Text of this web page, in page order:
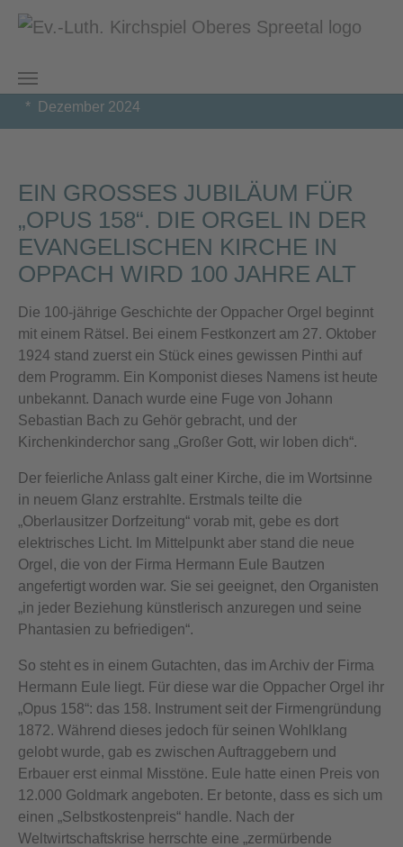
Zum Hauptinhalt springen
Sie sind hier:
Kirchspiel Oberes Spreetal
Dezember 2024
EIN GROSSES JUBILÄUM FÜR „
OPUS 158“. DIE ORGEL IN DER E
VANGELISCHEN KIRCHE IN O
PPACH WIRD 100 JAHRE ALT
Die 100-jährige Geschichte der Oppacher Orgel beginnt
mit einem Rätsel. Bei einem Festkonzert am 27. Oktober
1924 stand zuerst ein Stück eines gewissen Pinthi auf
dem Programm. Ein Komponist dieses Namens ist heute
unbekannt. Danach wurde eine Fuge von Johann
Sebastian Bach zu Gehör gebracht, und der
Kirchenkinderchor sang „Großer Gott, wir loben dich“.
Der feierliche Anlass galt einer Kirche, die im Wortsinne
in neuem Glanz erstrahlte. Erstmals teilte die
„Oberlausitzer Dorfzeitung“ vorab mit, gebe es dort
elektrisches Licht. Im Mittelpunkt aber stand die neue
Orgel, die von der Firma Hermann Eule Bautzen
angefertigt worden war. Sie sei geeignet, den Organisten
„in jeder Beziehung künstlerisch anzuregen und seine
Phantasien zu befriedigen“.
So steht es in einem Gutachten, das im Archiv der Firma
Hermann Eule liegt. Für diese war die Oppacher Orgel ihr
„Opus 158“: das 158. Instrument seit der Firmengründung
1872. Während dieses jedoch für seinen Wohlklang
gelobt wurde, gab es zwischen Auftraggebern und
Erbauer erst einmal Misstöne. Eule hatte einen Preis von
12.000 Goldmark angeboten. Er betonte, dass es sich um
einen „Selbstkostenpreis“ handle. Nach der
Weltwirtschaftskrise herrschte eine „zermürbende